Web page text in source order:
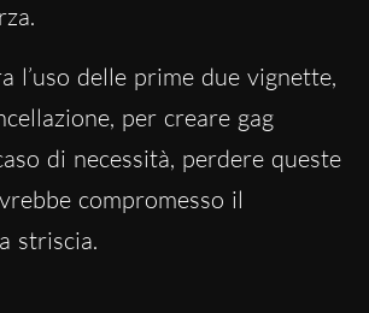
l’uso delle prime due vignette,
per creare gag
di necessità, perdere queste
compromesso il
striscia.